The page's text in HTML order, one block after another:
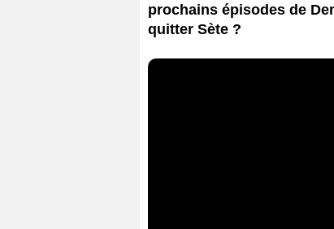
prochains épisodes de
quitter Sète ?